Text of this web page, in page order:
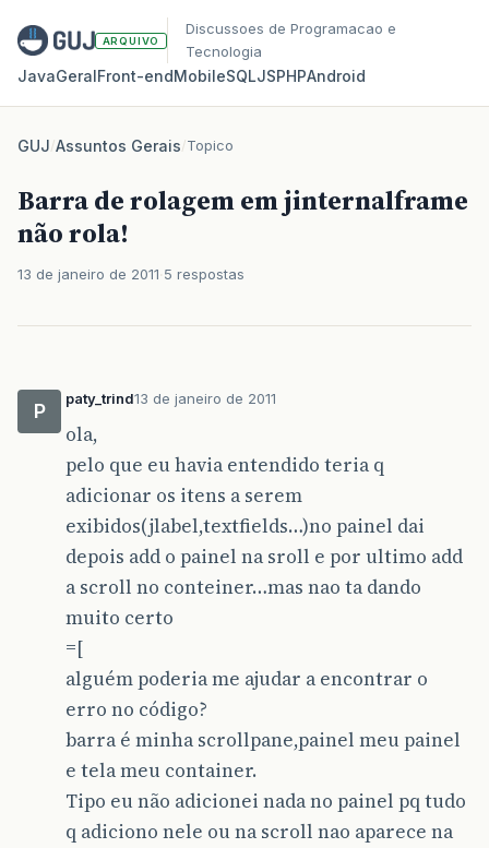
ARQUIVO
Discussoes de Programacao e
Tecnologia
JavaGeralFront‑endMobileSQLJSPHPAndroid
GUJ/Assuntos Gerais/Topico
Barra de rolagem em jinternalframe
não rola!
13 de janeiro de 2011 5 respostas
P
paty_trind13 de janeiro de 2011
ola,
pelo que eu havia entendido teria q
adicionar os itens a serem
exibidos(jlabel,textfields…)no painel dai
depois add o painel na sroll e por ultimo add
a scroll no conteiner…mas nao ta dando
muito certo
=[
alguém poderia me ajudar a encontrar o
erro no código?
barra é minha scrollpane,painel meu painel
e tela meu container.
Tipo eu não adicionei nada no painel pq tudo
q adiciono nele ou na scroll nao aparece na